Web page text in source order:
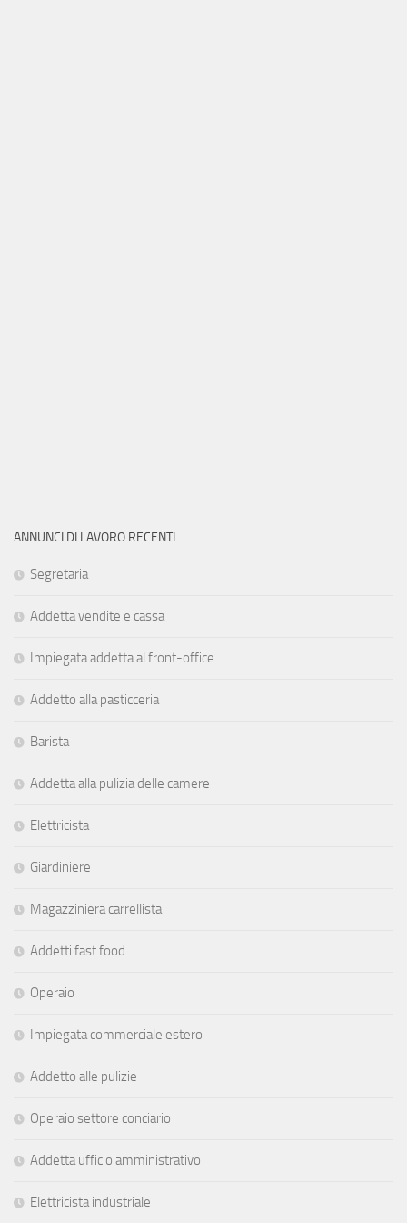
ANNUNCI DI LAVORO RECENTI
Segretaria
Addetta vendite e cassa
Impiegata addetta al front-office
Addetto alla pasticceria
Barista
Addetta alla pulizia delle camere
Elettricista
Giardiniere
Magazziniera carrellista
Addetti fast food
Operaio
Impiegata commerciale estero
Addetto alle pulizie
Operaio settore conciario
Addetta ufficio amministrativo
Elettricista industriale